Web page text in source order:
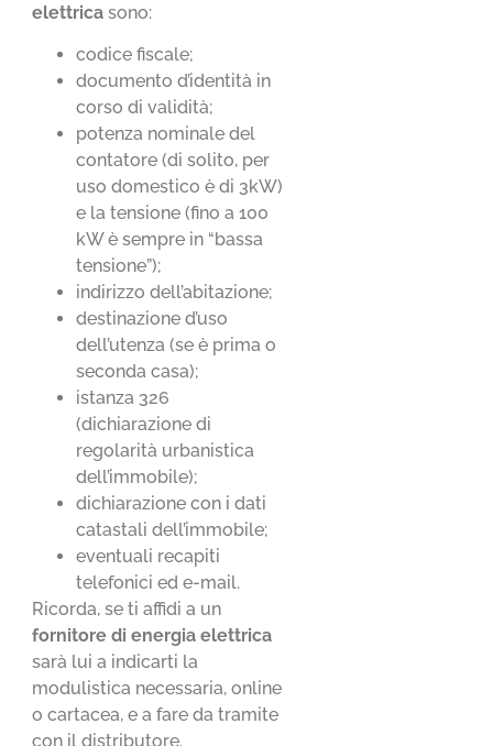
elettrica sono:
codice fiscale;
documento d’identità in
corso di validità;
potenza nominale del
contatore (di solito, per
uso domestico è di 3kW)
e la tensione (fino a 100
kW è sempre in “bassa
tensione”);
indirizzo dell’abitazione;
destinazione d’uso
dell’utenza (se è prima o
seconda casa);
istanza 326
(dichiarazione di
regolarità urbanistica
dell’immobile);
dichiarazione con i dati
catastali dell’immobile;
eventuali recapiti
telefonici ed e-mail.
Ricorda, se ti affidi a un
fornitore di energia elettrica
sarà lui a indicarti la
modulistica necessaria, online
o cartacea, e a fare da tramite
con il distributore.